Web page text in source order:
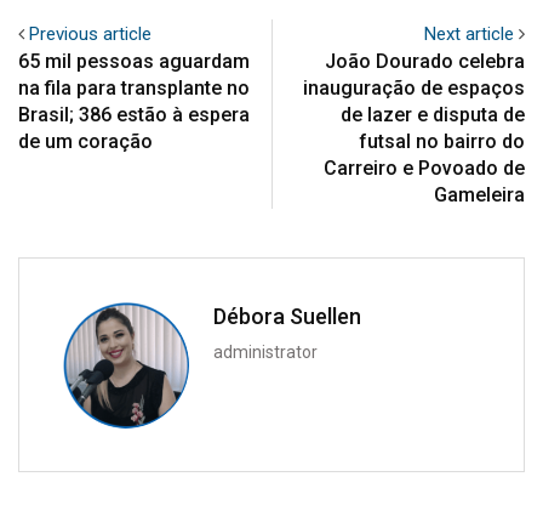
Previous article
65 mil pessoas aguardam
na fila para transplante no
Brasil; 386 estão à espera
de um coração
Next article
João Dourado celebra
inauguração de espaços
de lazer e disputa de
futsal no bairro do
Carreiro e Povoado de
Gameleira
Débora Suellen
administrator